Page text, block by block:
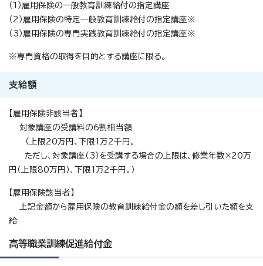
（1）雇用保険の一般教育訓練給付の指定講座
（2）雇用保険の特定一般教育訓練給付の指定講座※
（3）雇用保険の専門実践教育訓練給付の指定講座※
※専門資格の取得を目的とする講座に限る。
支給額
【雇用保険非該当者】
対象講座の受講料の6割相当額
（上限20万円、下限1万2千円。
ただし、対象講座（3）を受講する場合の上限は、修業年数×20万
円（上限80万円）、下限1万2千円。）
【雇用保険該当者】
上記金額から雇用保険の教育訓練給付金の額を差し引いた額を支
給
高等職業訓練促進給付金